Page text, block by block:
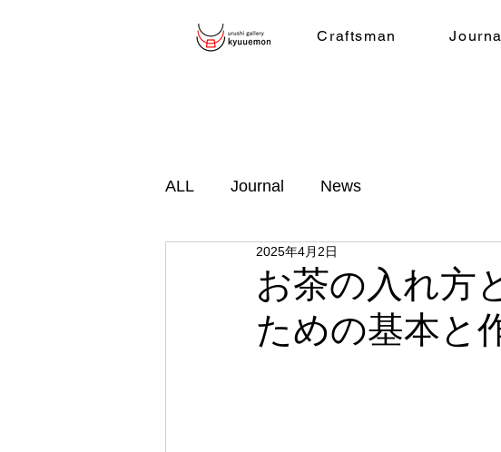
Craftsman
ALL Journal News
お茶の入れ方
ための基本と
2025年4月2日